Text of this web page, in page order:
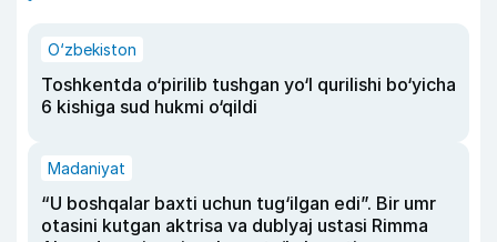
O‘zbekiston
Toshkentda o‘pirilib tushgan yo‘l qurilishi bo‘yicha
6 kishiga sud hukmi o‘qildi
Madaniyat
“U boshqalar baxti uchun tug‘ilgan edi”. Bir umr
otasini kutgan aktrisa va dublyaj ustasi Rimma